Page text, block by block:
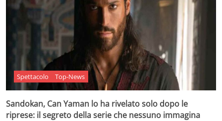
Spettacolo Top-News
Sandokan, Can Yaman lo ha rivelato solo dopo le
riprese: il segreto della serie che nessuno immagina